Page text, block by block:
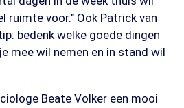
ruimte voor." Ook Patrick van
bedenk welke goede dingen
mee wil nemen en in stand wil
Beate Volker een mooi